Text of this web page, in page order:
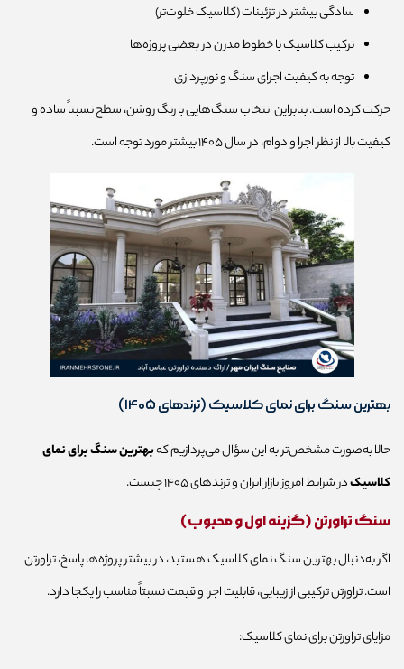
سادگی بیشتر در تزئینات (کلاسیک خلوت‌تر)
ترکیب کلاسیک با خطوط مدرن در بعضی پروژه‌ها
توجه به کیفیت اجرای سنگ و نورپردازی
حرکت کرده است. بنابراین انتخاب سنگ‌هایی با رنگ روشن، سطح نسبتاً ساده و
کیفیت بالا از نظر اجرا و دوام، در سال ۱۴۰۵ بیشتر مورد توجه است.
بهترین سنگ برای نمای کلاسیک (ترندهای ۱۴۰۵)
حالا به‌صورت مشخص‌تر به این سؤال می‌پردازیم کهبهترین سنگ برای نمای
کلاسیکدر شرایط امروز بازار ایران و ترندهای ۱۴۰۵ چیست.
سنگ تراورتن (گزینه اول و محبوب)
اگر به‌دنبال بهترین سنگ نمای کلاسیک هستید، در بیشتر پروژه‌ها پاسخ، تراورتن
است. تراورتن ترکیبی از زیبایی، قابلیت اجرا و قیمت نسبتاً مناسب را یکجا دارد.
مزایای تراورتن برای نمای کلاسیک: